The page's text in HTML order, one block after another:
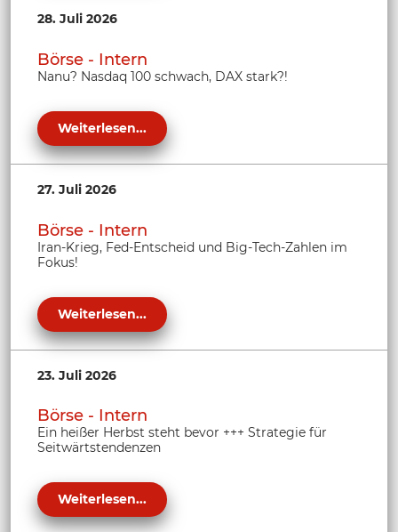
28. Juli 2026
Börse - Intern
Nanu? Nasdaq 100 schwach, DAX stark?!
Weiterlesen...
27. Juli 2026
Börse - Intern
Iran-Krieg, Fed-Entscheid und Big-Tech-Zahlen im
Fokus!
Weiterlesen...
23. Juli 2026
Börse - Intern
Ein heißer Herbst steht bevor +++ Strategie für
Seitwärtstendenzen
Weiterlesen...